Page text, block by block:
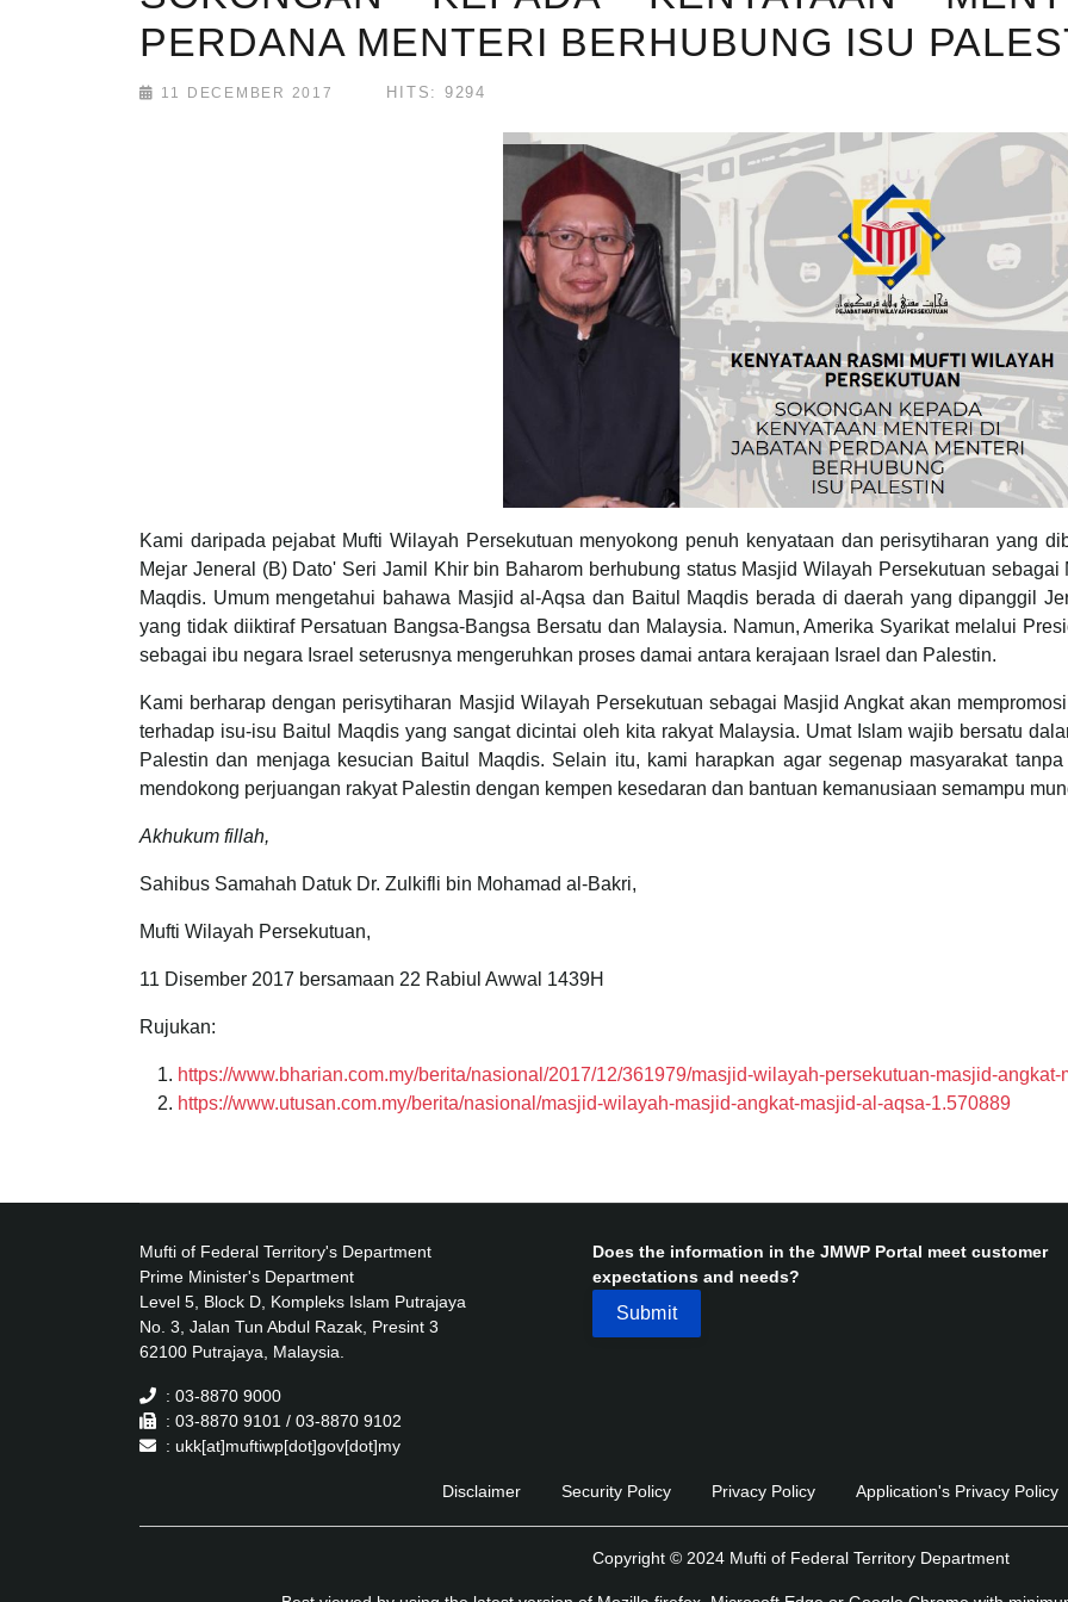
PERDANA MENTERI BERHUBUNG ISU
11 DECEMBER 2017 HITS: 9294
Kami daripada pejabat Mufti Wilayah Persekutuan menyokong penuh kenyataan dan perisytiharan yang
Mejar Jeneral (B) Dato' Seri Jamil Khir bin Baharom berhubung status Masjid Wilayah Persekutuan
Maqdis. Umum mengetahui bahawa Masjid al-Aqsa dan Baitul Maqdis berada di daerah yang dipanggil
yang tidak diiktiraf Persatuan Bangsa-Bangsa Bersatu dan Malaysia. Namun, Amerika Syarikat melalui
sebagai ibu negara Israel seterusnya mengeruhkan proses damai antara kerajaan Israel dan Palestin.
Kami berharap dengan perisytiharan Masjid Wilayah Persekutuan sebagai Masjid Angkat akan
terhadap isu-isu Baitul Maqdis yang sangat dicintai oleh kita rakyat Malaysia. Umat Islam wajib bersatu
Palestin dan menjaga kesucian Baitul Maqdis. Selain itu, kami harapkan agar segenap masyarakat
mendokong perjuangan rakyat Palestin dengan kempen kesedaran dan bantuan kemanusiaan semampu
Akhukum fillah,
Sahibus Samahah Datuk Dr. Zulkifli bin Mohamad al-Bakri,
Mufti Wilayah Persekutuan,
11 Disember 2017 bersamaan 22 Rabiul Awwal 1439H
Rujukan:
https://www.bharian.com.my/berita/nasional/2017/12/361979/masjid-wilayah-persekutuan-masjid-
https://www.utusan.com.my/berita/nasional/masjid-wilayah-masjid-angkat-masjid-al-aqsa-1.570889
Mufti of Federal Territory's Department
Prime Minister's Department
Level 5, Block D, Kompleks Islam Putrajaya
No. 3, Jalan Tun Abdul Razak, Presint 3
62100 Putrajaya, Malaysia.
: 03-8870 9000
: 03-8870 9101 / 03-8870 9102
: ukk[at]muftiwp[dot]gov[dot]my
Does the information in the JMWP Portal meet customer
expectations and needs?
Disclaimer Security Policy Privacy Policy Application's Privacy Policy
Copyright © 2024 Mufti of Federal Territory Department